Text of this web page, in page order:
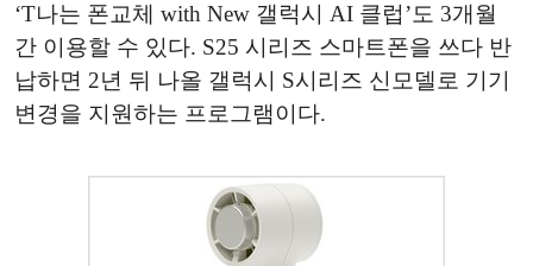
‘T나는 폰교체 with New 갤럭시 AI 클럽’도 3개월
간 이용할 수 있다. S25 시리즈 스마트폰을 쓰다 반
납하면 2년 뒤 나올 갤럭시 S시리즈 신모델로 기기
변경을 지원하는 프로그램이다.